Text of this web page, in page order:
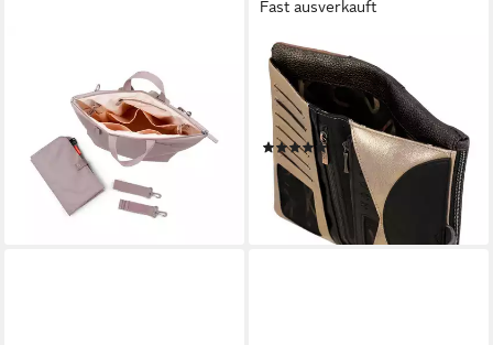
Wickelrucksack Wickeltasche
mit Unterlage, recyceltes
Material, Kinderwagenhaken
69,00 € 99,95 €
-31%
lieferbar - in 2-3 Werktagen bei dir
Fast ausverkauft
ANEKKE
Geldbörse Flexible RFID
Wallet (Set, 2-tlg), mit RFID-
Blocker Schutz
(1)
38,67 € UVP 48,95 €
-21%
lieferbar - in 2-3 Werktagen bei dir